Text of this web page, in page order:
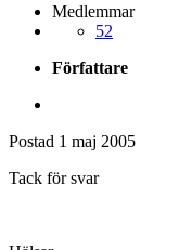
Medlemmar
52
Författare
Postad 1 maj 2005
Tack för svar